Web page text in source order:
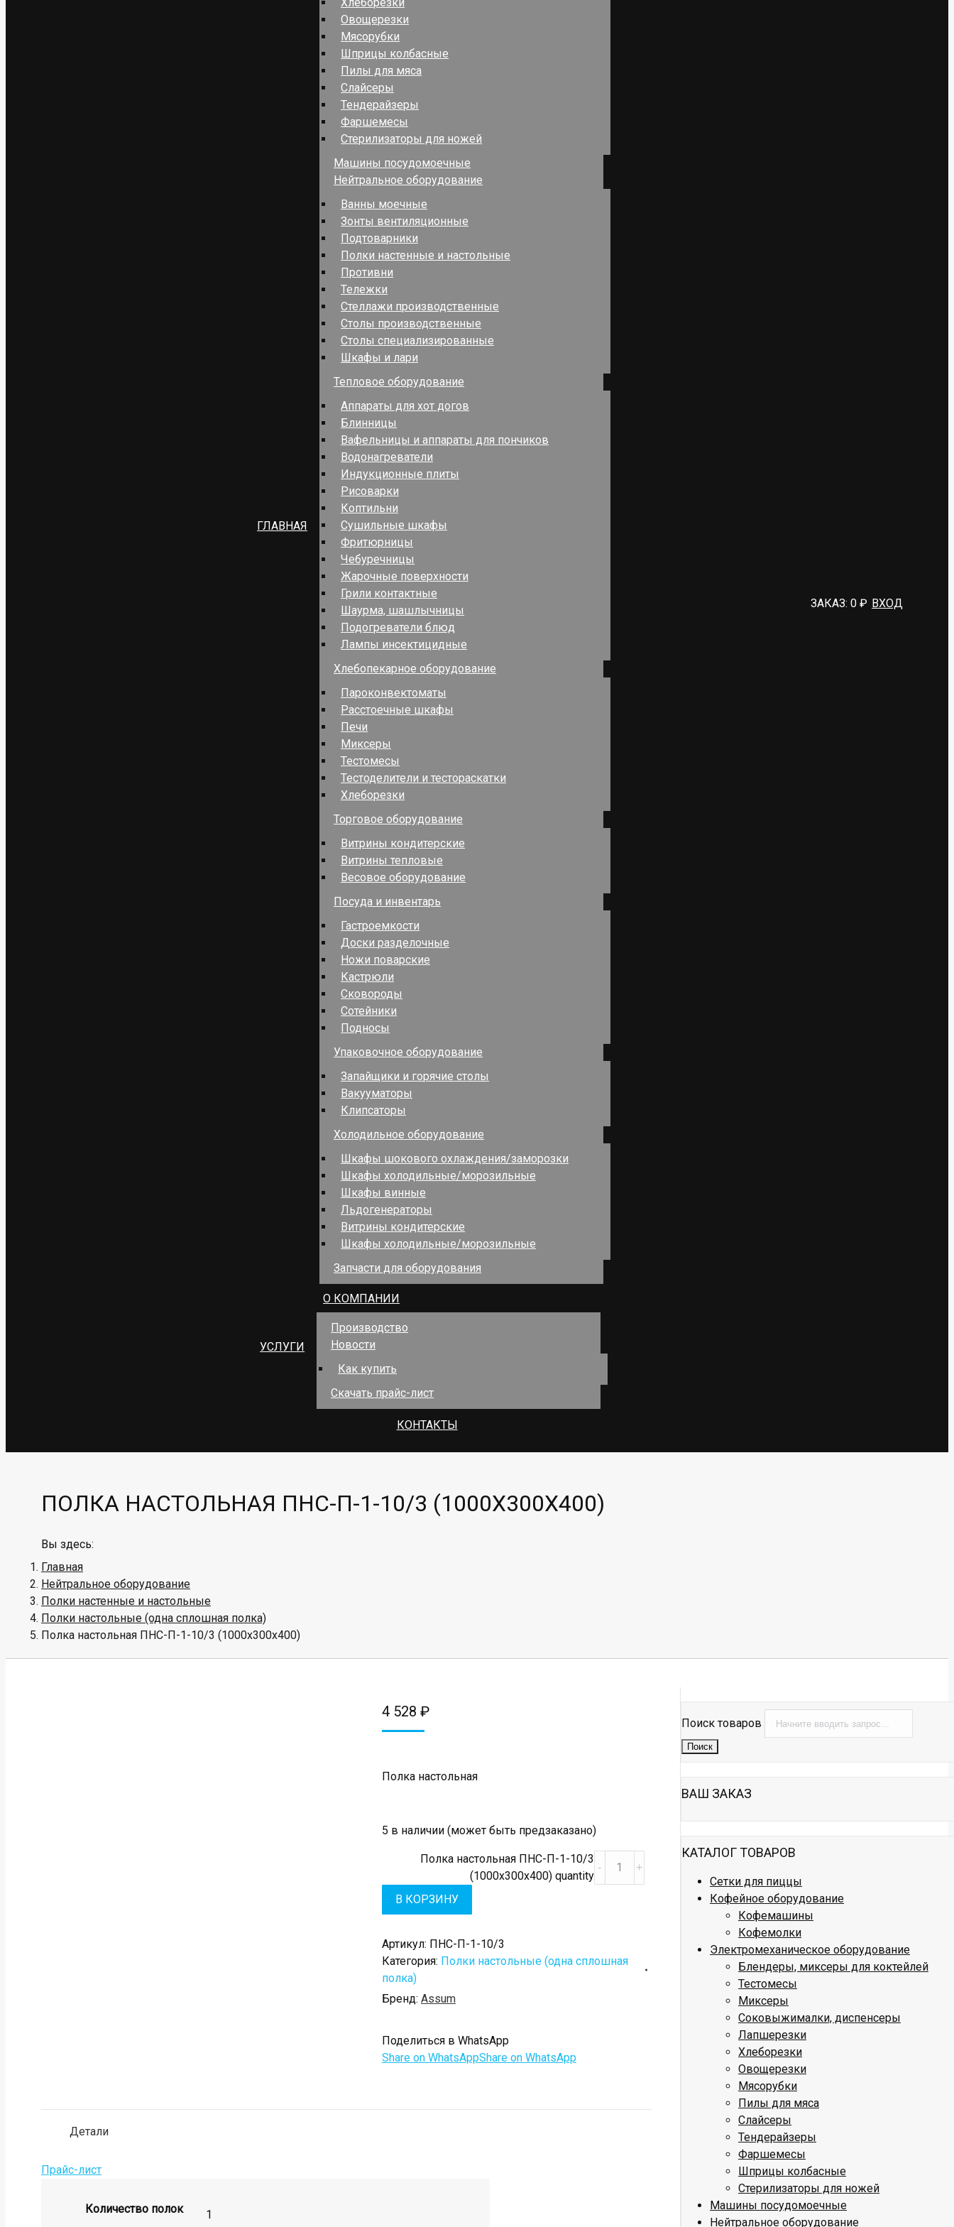
ГЛАВНАЯ
Овощерезки
Мясорубки
Шприцы колбасные
Пилы для мяса
Слайсеры
Тендерайзеры
Фаршемесы
Стерилизаторы для ножей
Машины посудомоечные
Нейтральное оборудование
Ванны моечные
Зонты вентиляционные
Подтоварники
Полки настенные и настольные
Противни
Тележки
Стеллажи производственные
Столы производственные
Столы специализированные
Шкафы и лари
Тепловое оборудование
Аппараты для хот догов
Блинницы
Вафельницы и аппараты для пончиков
Водонагреватели
Индукционные плиты
Рисоварки
Коптильни
Сушильные шкафы
Фритюрницы
Чебуречницы
Жарочные поверхности
Грили контактные
Шаурма, шашлычницы
Подогреватели блюд
Лампы инсектицидные
Хлебопекарное оборудование
Пароконвектоматы
Расстоечные шкафы
Печи
Миксеры
Тестомесы
Тестоделители и тестораскатки
Хлеборезки
Торговое оборудование
Витрины кондитерские
Витрины тепловые
Весовое оборудование
Посуда и инвентарь
Гастроемкости
Доски разделочные
Ножи поварские
Кастрюли
Сковороды
Сотейники
Подносы
Упаковочное оборудование
Запайщики и горячие столы
Вакууматоры
Клипсаторы
Холодильное оборудование
Шкафы шокового охлаждения/заморозки
Шкафы холодильные/морозильные
Шкафы винные
Льдогенераторы
Витрины кондитерские
Шкафы холодильные/морозильные
Запчасти для оборудования
УСЛУГИ
О КОМПАНИИ
Производство
Новости
Как купить
Скачать прайс-лист
КОНТАКТЫ
ЗАКАЗ:0₽ ВХОД
ПОЛКА НАСТОЛЬНАЯ ПНС-П-1-10/3 (1000Х300Х400)
Вы здесь:
Главная
Нейтральное оборудование
Полки настенные и настольные
Полки настольные (одна сплошная полка)
Полка настольная ПНС-П-1-10/3 (1000х300х400)
4 528 ₽
Полка настольная
5 в наличии (может быть предзаказано)
Полка настольная ПНС-П-1-10/3
(1000х300х400) quantity
В КОРЗИНУ
Артикул: ПНС-П-1-10/3
Категория: Полки настольные (одна сплошная
полка)
Бренд: Assum
Поделиться в WhatsApp
Share on WhatsAppShare on WhatsApp
Детали
Прайс-лист
Количество полок 1
Поиск товаров
Поиск
ВАШ ЗАКАЗ
КАТАЛОГ ТОВАРОВ
Сетки для пиццы
Кофейное оборудование
Кофемашины
Кофемолки
Электромеханическое оборудование
Блендеры, миксеры для коктейлей
Тестомесы
Миксеры
Соковыжималки, диспенсеры
Лапшерезки
Хлеборезки
Овощерезки
Мясорубки
Пилы для мяса
Слайсеры
Тендерайзеры
Фаршемесы
Шприцы колбасные
Стерилизаторы для ножей
Машины посудомоечные
Нейтральное оборудование